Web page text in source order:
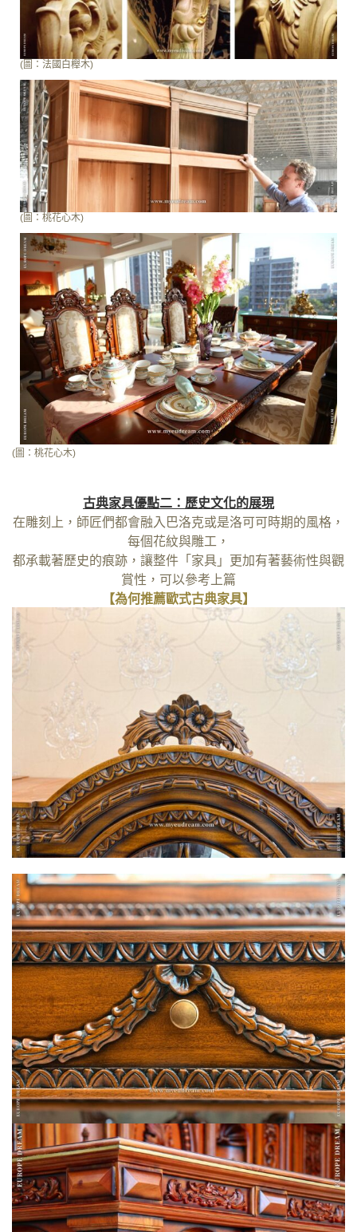
(圖：法國白櫸木)
(圖：桃花心木)
(圖：桃花心木)
古典家具優點二：歷史文化的展現
在雕刻上，師匠們都會融入巴洛克或是洛可可時期的風格，
每個花紋與雕工，
都承載著歷史的痕跡，讓整件「家具」更加有著藝術性與觀
賞性，可以參考上篇
【為何推薦歐式古典家具】